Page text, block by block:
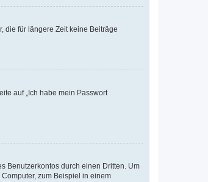
die für längere Zeit keine Beiträge
auf „Ich habe mein Passwort
Benutzerkontos durch einen Dritten. Um
zum Beispiel in einem